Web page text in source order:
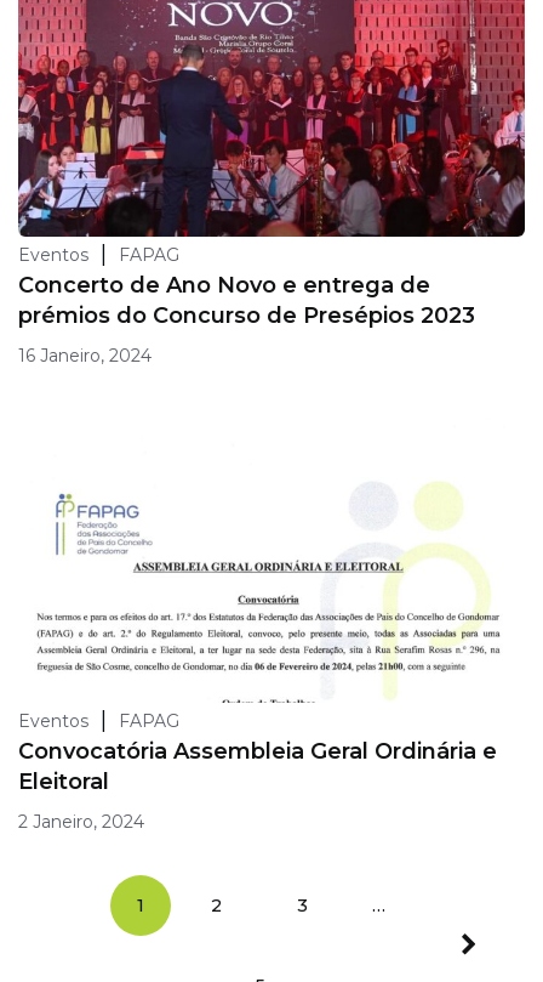
Eventos | FAPAG
Concerto de Ano Novo e entrega de
prémios do Concurso de Presépios 2023
16 Janeiro, 2024
Eventos FAPAG
Convocatória Assembleia Geral Ordinária e
Eleitoral
2 Janeiro, 2024
1 2 3 …